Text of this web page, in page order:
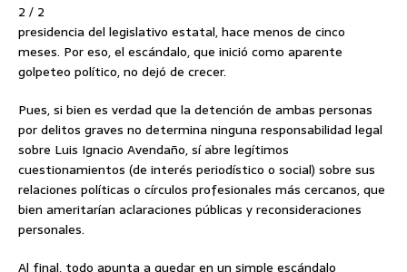
2 / 2
presidencia del legislativo estatal, hace menos de cinco
meses. Por eso, el escándalo, que inició como aparente
golpeteo político, no dejó de crecer.
Pues, si bien es verdad que la detención de ambas personas
por delitos graves no determina ninguna responsabilidad legal
sobre Luis Ignacio Avendaño, sí abre legítimos
cuestionamientos (de interés periodístico o social) sobre sus
relaciones políticas o círculos profesionales más cercanos, que
bien ameritarían aclaraciones públicas y reconsideraciones
personales.
Al final, todo apunta a quedar en un simple escándalo